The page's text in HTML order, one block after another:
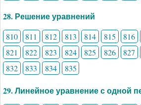
28. Решение уравнений
810 811 812 813 814 815 816
821
822 823 824 825 826 827
832
833 834 835
29. Линейное уравнение с одной